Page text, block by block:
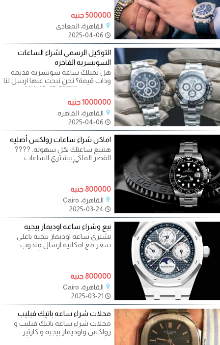
صورها علي ￼⁨0111-65-65-532⁩ نحن
500000 جنيه
القاهرة، المعادي
التوكيل الرسمي لشراء الساعات
السويسريه الفاخره
هل تمتلك ساعة سويسرية قديمة
وذات قيمة؟ نحن نبحث عنها ارسل لنا
صورها علي ￼⁨0111-65-65-532⁩ نحن
1000000 جنيه
القاهرة، القاهره
اماكن شراء ساعات رولكس أصليه
هتبيع ساعتك بكل سهوله. ????
القصر الملكي بيشتري الساعات
800000 جنيه
القاهرة، Cairo
بيع وشراء ساعه اوديمار بيجيه
نشتري ساعه اوديمار بيجيه باعلي
سعر مع امكانيه ارسال مندوب
لتقييم الساعه والدفع كاش والتنفيذ
800000 جنيه
القاهرة، Cairo
محلات شراء ساعه باتيك فيليب
محلات شراء ساعه باتيك فيليب و
رولكس واوديمار بيجيه و كارتير
وشوبارد و جيجر لاكورتر و فاشيرون